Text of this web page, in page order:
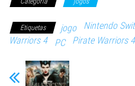
Etiquetas jogo Nintendo
Warriors 4
PC Pirate Warriors 4